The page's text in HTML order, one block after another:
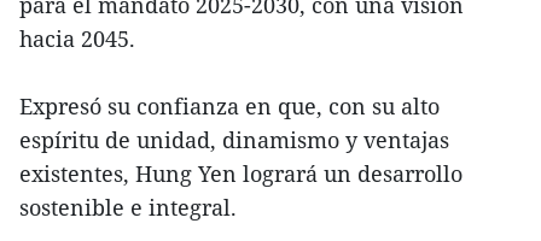
hacia 2045.
Expresó su confianza en que, con su alto
espíritu de unidad, dinamismo y ventajas
existentes, Hung Yen logrará un desarrollo
sostenible e integral.